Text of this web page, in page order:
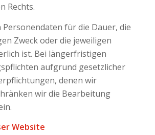
Rechts.
für die Dauer, die
Zweck oder die jeweiligen
ist. Bei längerfristigen
aufgrund gesetzlicher
denen wir
wir die Bearbeitung
Website